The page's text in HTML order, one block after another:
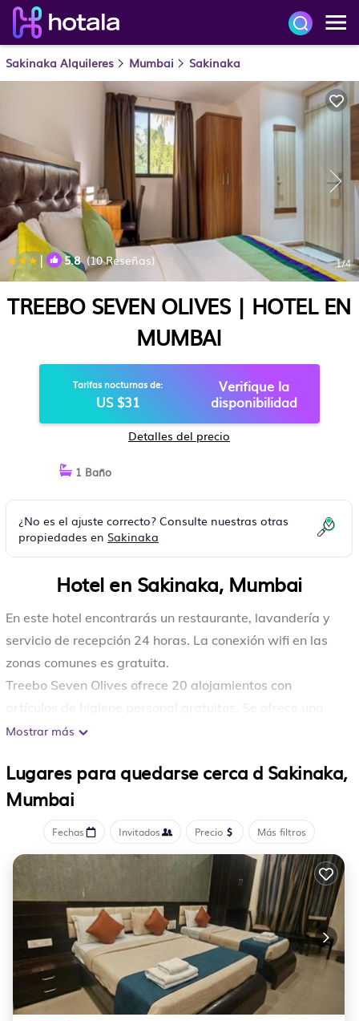
Sakinaka Alquileres Mumbai Sakinaka
| 5.8(10 Reseñas) 1/4
TREEBO SEVEN OLIVES | HOTEL EN
MUMBAI
Tarifas nocturnas de:
US $31
Verifique la
disponibilidad
Detalles del precio
1 Baño
¿No es el ajuste correcto? Consulte nuestras otras
propiedades en Sakinaka
Hotel en Sakinaka, Mumbai
En este hotel encontrarás un restaurante, lavandería y
servicio de recepción 24 horas. La conexión wifi en las
zonas comunes es gratuita.
Treebo Seven Olives ofrece 20 alojamientos con
artículos de higiene personal gratuitos. Se ofrece una
televisión de pantalla plana con canales por cable.
Mumbai ofrece acceso a Internet wifi gratis. Se ofrece
servicio de limpieza todos los días.
Mostrar más
Lugares para quedarse cerca d Sakinaka,
Mumbai
Fechas Invitados Precio Más filtros